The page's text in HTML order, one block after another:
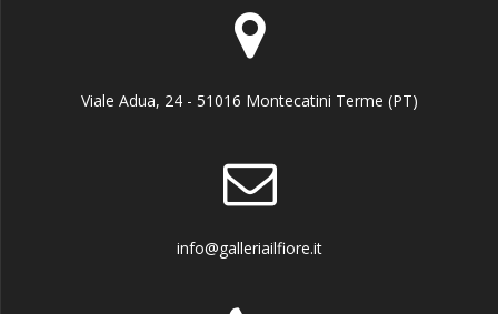
Viale Adua, 24 - 51016 Montecatini Terme (PT)
info@galleriailfiore.it